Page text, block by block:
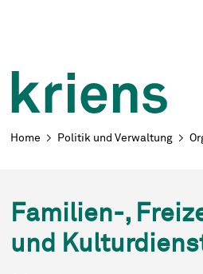
Navigieren
Breadcrumb
Home Politik und Verwaltung
Familien-,
und